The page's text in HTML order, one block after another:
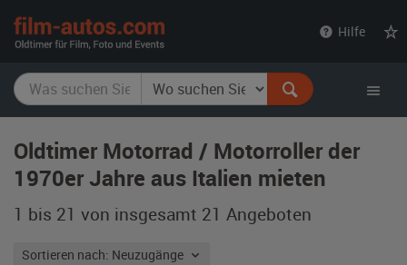
Hilfe
Oldtimer Motorrad / Motorroller der
1970er Jahre aus Italien mieten
1 bis 21 von insgesamt 21 Angeboten
Sortieren nach: Neuzugänge